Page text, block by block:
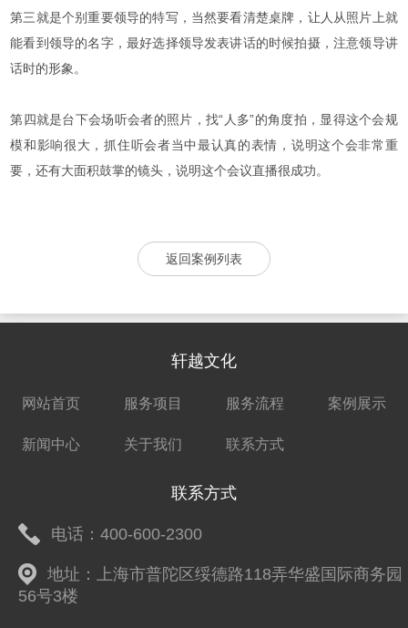
第三就是个别重要领导的特写，当然要看清楚桌牌，让人从照片上就
能看到领导的名字，最好选择领导发表讲话的时候拍摄，注意领导讲
话时的形象。
第四就是台下会场听会者的照片，找“人多”的角度拍，显得这个会规
模和影响很大，抓住听会者当中最认真的表情，说明这个会非常重
要，还有大面积鼓掌的镜头，说明这个会议直播很成功。
返回案例列表
轩越文化
网站首页 服务项目 服务流程 案例展示
新闻中心 关于我们 联系方式
联系方式
电话：400-600-2300
地址：上海市普陀区绥德路118弄华盛国际商务园
56号3楼